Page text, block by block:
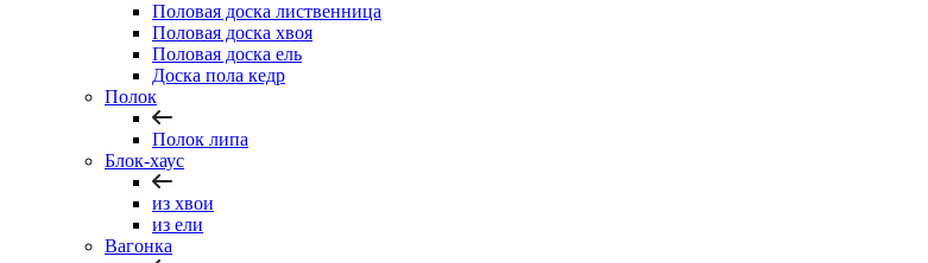
Половая доска лиственница
Половая доска хвоя
Половая доска ель
Доска пола кедр
Полок
Полок липа
Блок-хаус
из хвои
из ели
Вагонка